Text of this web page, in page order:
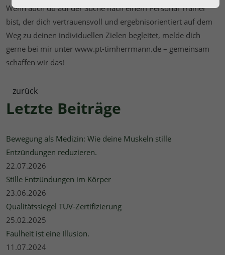
Wenn auch du auf der Suche nach einem Personal Trainer
bist, der dich vertrauensvoll und ergebnisorientiert auf dem
Weg zu deinen individuellen Zielen begleitet, melde dich
gerne bei mir unter www.pt-timherrmann.de – gemeinsam
schaffen wir das!
zurück
Letzte Beiträge
Bewegung als Medizin: Wie deine Muskeln stille
Entzündungen reduzieren.
22.07.2026
Stille Entzündungen im Körper
23.06.2026
Qualitätssiegel TÜV-Zertifizierung
25.02.2025
Faulheit ist eine Illusion.
11.07.2024